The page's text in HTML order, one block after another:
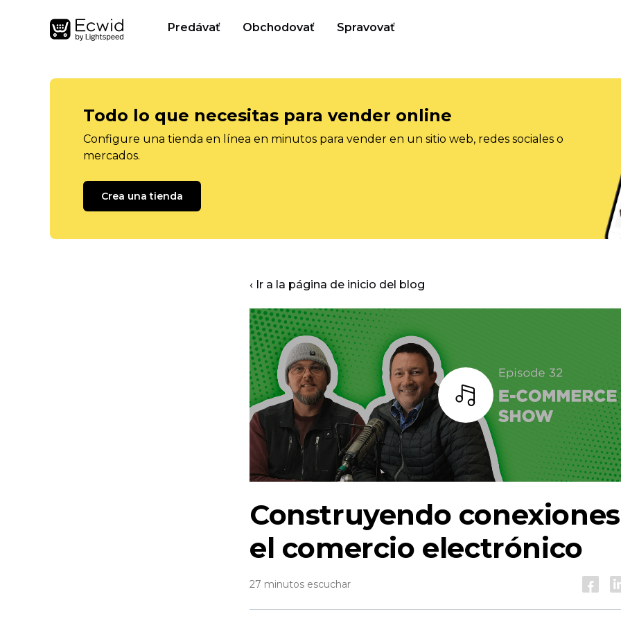
Predávať Obchodovať Spravovať
Todo lo que necesitas para vender online
Configure una tienda en línea en minutos para vender en un sitio web, redes sociales o
mercados.
Crea una tienda
‹ Ir a la página de inicio del blog
Escuchar
Construyendo
el comercio electrónico
27 minutos escuchar